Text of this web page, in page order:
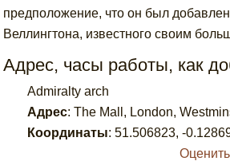
предположение, что он был добавлен
Веллингтона, известного своим
Адрес, часы работы, как
Admiralty arch
Адрес:The Mall, London,
Координаты: 51.506823,-